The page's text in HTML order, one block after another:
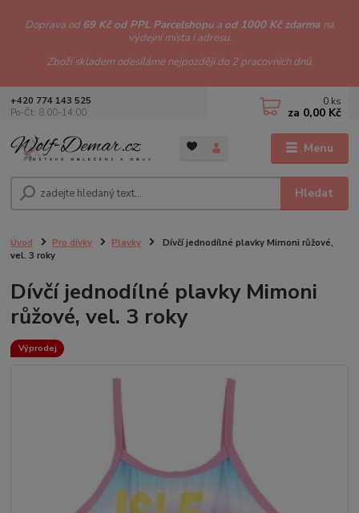
Doprava od69 Kč od PPL Parcelshopu a od 1000 Kč zdarma na
výdejní místa i adresu.
Zboží skladem odesíláme nejpozději do 2 pracovních dnů.
Menu
Hledat
+420 774 143 525
Po-Čt: 8.00-14.00
0 ks
za 0,00 Kč
Úvod Pro dívky Plavky
Dívčí jednodílné plavky Mimoni růžové,
vel. 3 roky
Dívčí jednodílné plavky Mimoni
růžové, vel. 3 roky
Výprodej